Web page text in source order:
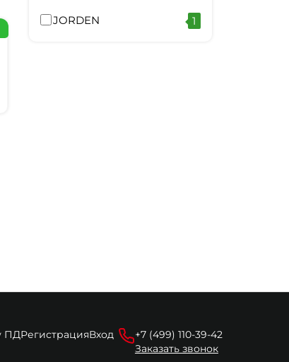
JORDEN 1
ПДРегистрацияВход
+7 (499) 110-39-42
Заказать звонок